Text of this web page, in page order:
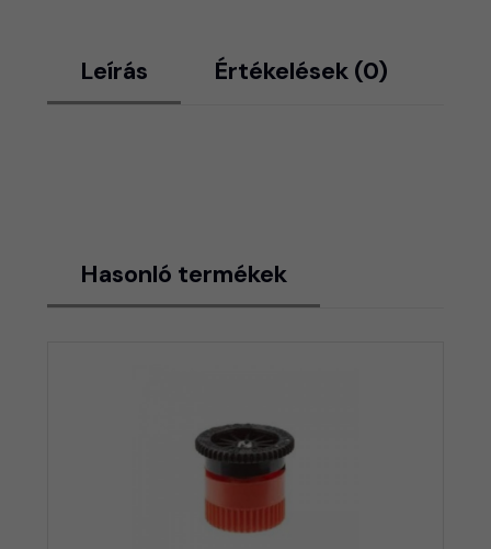
Leírás Értékelések (0)
Hasonló termékek